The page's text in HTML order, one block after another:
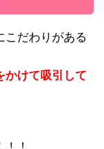
こだわりがある
かけて吸引して